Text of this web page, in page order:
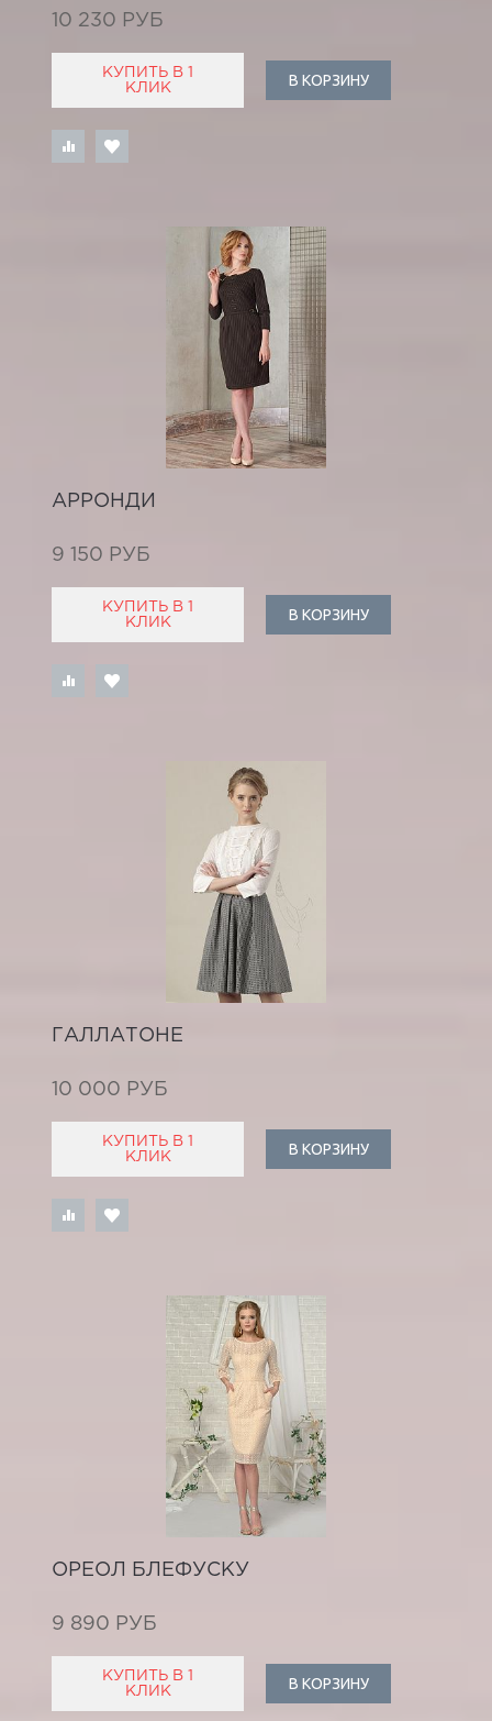
10 230 РУБ
КУПИТЬ В 1
КЛИК
В КОРЗИНУ
АРРОНДИ
9 150 РУБ
КУПИТЬ В 1
КЛИК
В КОРЗИНУ
ГАЛЛАТОНЕ
10 000 РУБ
КУПИТЬ В 1
КЛИК
В КОРЗИНУ
ОРЕОЛ БЛЕФУСКУ
9 890 РУБ
КУПИТЬ В 1
КЛИК
В КОРЗИНУ